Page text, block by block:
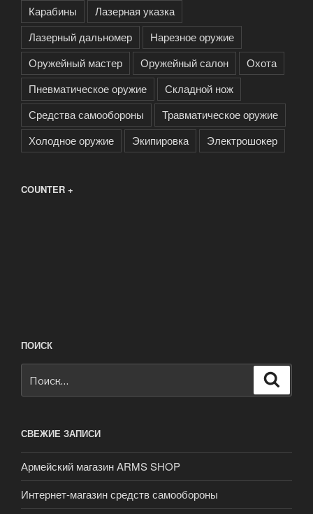
Карабины
Лазерная указка
Лазерный дальномер
Нарезное оружие
Оружейный мастер
Оружейный салон
Охота
Пневматическое оружие
Складной нож
Средства самообороны
Травматическое оружие
Холодное оружие
Экипировка Электрошокер
COUNTER +
ПОИСК
СВЕЖИЕ ЗАПИСИ
Армейский магазин ARMS SHOP
Интернет-магазин средств самообороны